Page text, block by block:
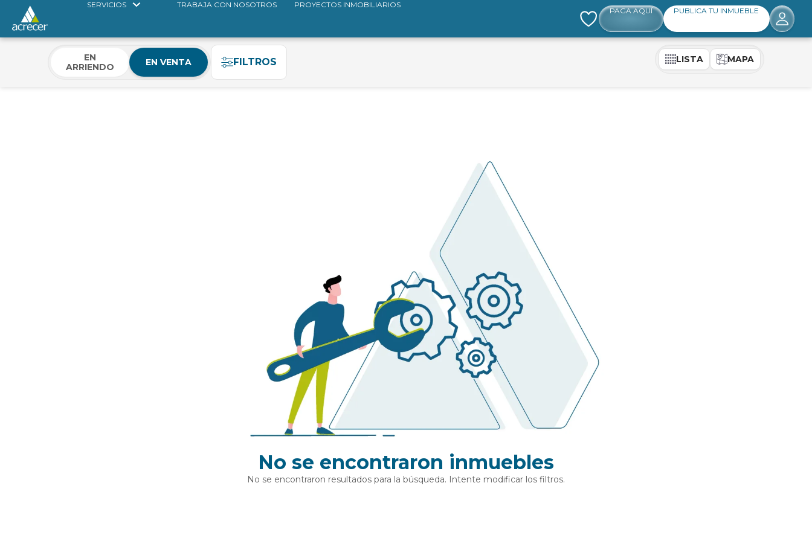
SERVICIOS TRABAJA CON NOSOTROS PROYECTOS INMOBILIARIOS
PAGA AQUÍ PUBLICA TU INMUEBLE
EN
ARRIENDO
EN VENTA FILTROS LISTA MAPA
No se encontraron inmuebles
No se encontraron resultados para la búsqueda. Intente modificar los filtros.